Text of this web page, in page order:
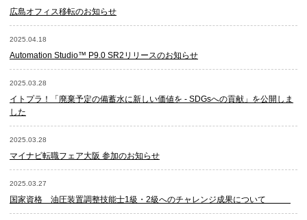
広島オフィス移転のお知らせ
2025.04.18
Automation Studio™ P9.0 SR2リリースのお知らせ
2025.03.28
イトプラ！「廃棄予定の備蓄水に新しい価値を - SDGsへの貢献」を公開しま
した
2025.03.28
マイナビ転職フェア大阪 参加のお知らせ
2025.03.27
国家資格 油圧装置調整技能士1級・2級へのチャレンジ成果について